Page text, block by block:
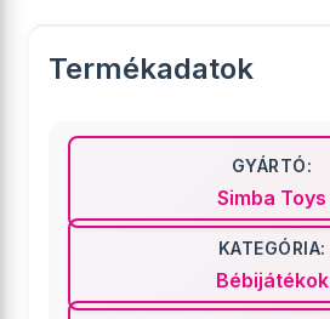
Termékadatok
GYÁRTÓ:
Simba Toys
KATEGÓRIA:
Bébijátékok